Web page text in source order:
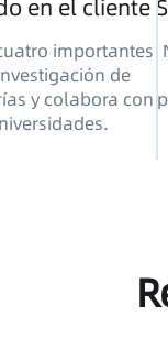
en el cliente
importantes
de
y colabora con